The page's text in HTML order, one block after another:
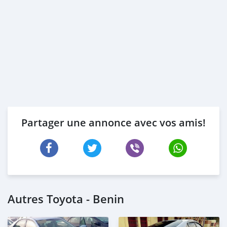
Partager une annonce avec vos amis!
Autres Toyota - Benin